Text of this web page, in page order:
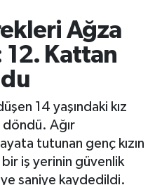
Ağza
Kattan
14 yaşındaki kız
Ağır
tutunan genç kızın
iş yerinin güvenlik
saniye kaydedildi.